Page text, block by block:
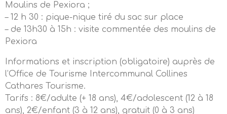
Moulins de Pexiora ;
– 12 h 30 : pique-nique tiré du sac sur place
– de 13h30 à 15h : visite commentée des moulins de
Pexiora
Informations et inscription (obligatoire) auprès de
l’Office de Tourisme Intercommunal Collines
Cathares Tourisme.
Tarifs : 8€/adulte (+ 18 ans), 4€/adolescent (12 à 18
ans), 2€/enfant (3 à 12 ans), gratuit (0 à 3 ans)